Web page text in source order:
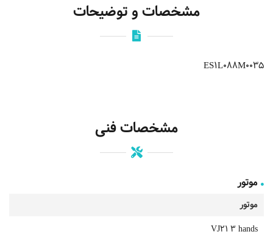
مشخصات و توضیحات
ES1L088M0035
مشخصات فنی
موتور
موتور
VJ21 3 hands